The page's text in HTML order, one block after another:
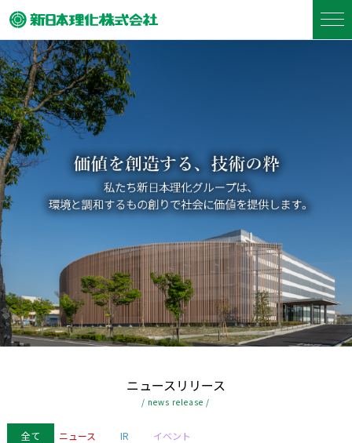
ニュースリリース
/ news release /
全て ニュース IR イベント